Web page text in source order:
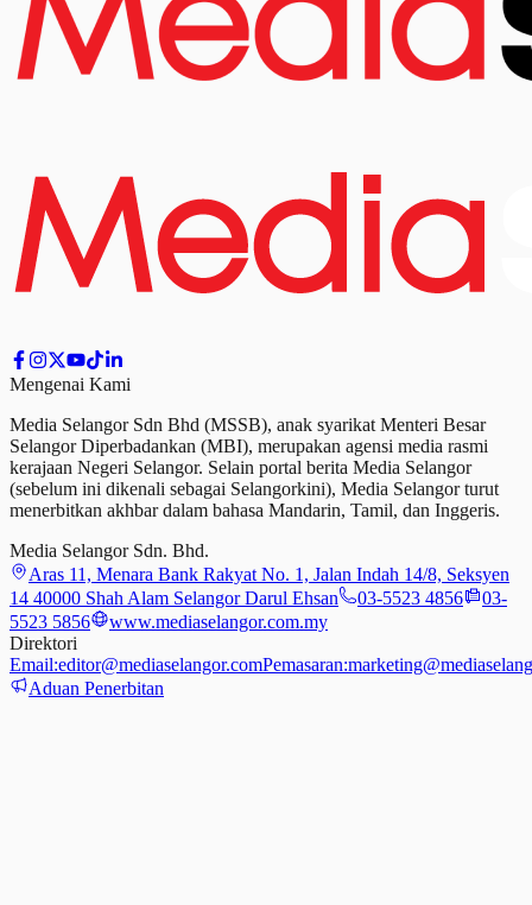
Mengenai Kami
Media Selangor Sdn Bhd (MSSB), anak syarikat Menteri Besar
Selangor Diperbadankan (MBI), merupakan agensi media rasmi
kerajaan Negeri Selangor. Selain portal berita Media Selangor
(sebelum ini dikenali sebagai Selangorkini), Media Selangor turut
menerbitkan akhbar dalam bahasa Mandarin, Tamil, dan Inggeris.
Media Selangor Sdn. Bhd.
Aras 11, Menara Bank Rakyat No. 1, Jalan Indah 14/8, Seksyen
14 40000 Shah Alam Selangor Darul Ehsan
03-5523 4856
03-
5523 5856
www.mediaselangor.com.my
Direktori
Email:editor@mediaselangor.comPemasaran:
Aduan Penerbitan